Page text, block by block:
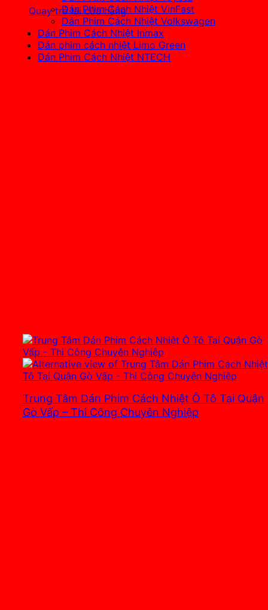
Quay trở lại cửa hàng
Dán Phim Cách Nhiệt VinFast
Dán Phim Cách Nhiệt Volkswagen
Dán Phim Cách Nhiệt Inmax
Dán phim cách nhiệt Limo Green
Dán Phim Cách Nhiệt NTECH
Trung Tâm Dán Phim Cách Nhiệt Ô Tô Tại Quận
Gò Vấp – Thi Công Chuyên Nghiệp